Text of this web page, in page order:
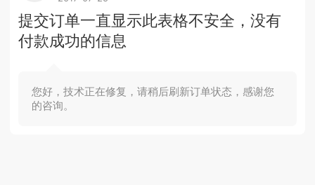
提交订单一直显示此表格不安全，没有
付款成功的信息
您好，技术正在修复，请稍后刷新订单状态，感谢您
的咨询。